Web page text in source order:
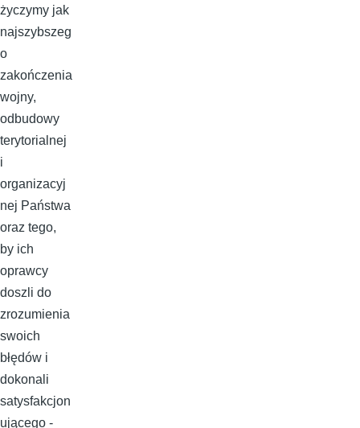
życzymy jak
najszybszeg
o
zakończenia
wojny,
odbudowy
terytorialnej
i
organizacyj
nej Państwa
oraz tego,
by ich
oprawcy
doszli do
zrozumienia
swoich
błędów i
dokonali
satysfakcjon
ującego -